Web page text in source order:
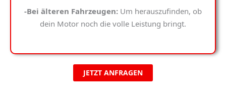
-Bei älteren Fahrzeugen: Um herauszufinden, ob
dein Motor noch die volle Leistung bringt.
JETZT ANFRAGEN